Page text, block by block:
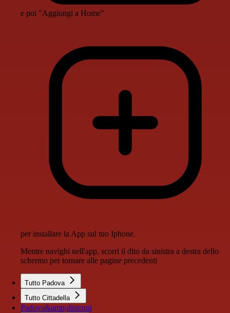
e poi "Aggiungi a Home"
per installare la App sul tuo Iphone.
Mentre navighi nell'app, scorri il dito da sinistra a destra dello
schermo per tornare alle pagine precedenti
Tutto Padova
Tutto Cittadella
Padova&amp;dintorni